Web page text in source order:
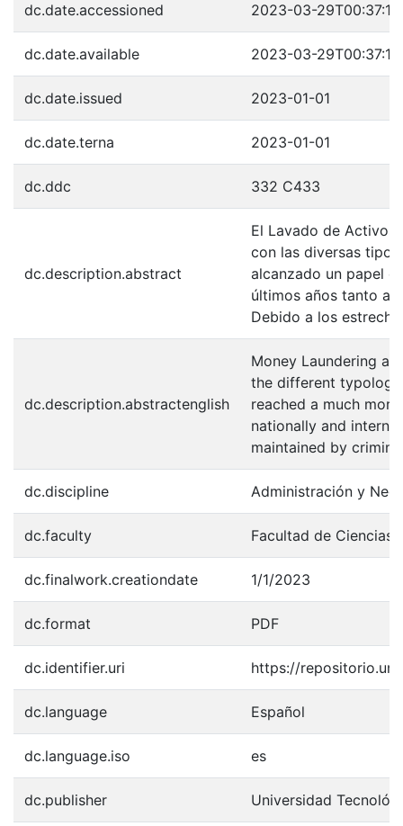
dc.date.accessioned 2023-03-
dc.date.available 2023-03-
dc.date.issued 2023-01-01
dc.date.terna 2023-01-01
dc.ddc 332 C433
dc.description.abstract
El Lavado de Activos
con las diversas
alcanzado un papel
últimos años tanto a
Debido a los
dc.description.abstractenglish
Money Laundering
the different
reached a much
nationally and
maintained by
dc.discipline Administración y
dc.faculty Facultad de Ciencias
dc.finalwork.creationdate 1/1/2023
dc.format PDF
dc.identifier.uri https://
dc.language Español
dc.language.iso es
dc.publisher Universidad